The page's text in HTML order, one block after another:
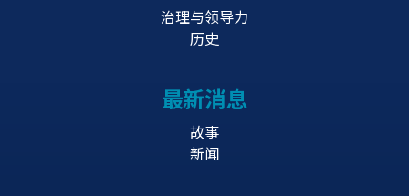
治理与领导力
历史
最新消息
故事
新闻